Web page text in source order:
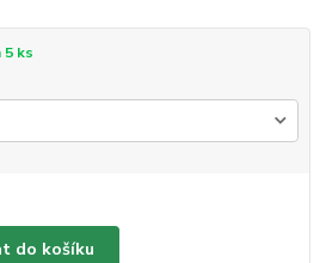
5 ks
do košíku